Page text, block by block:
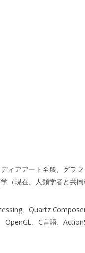
ィアアート全般、グラ
（現在、人類学者と共同
、Quartz
OpenGL、C言語、